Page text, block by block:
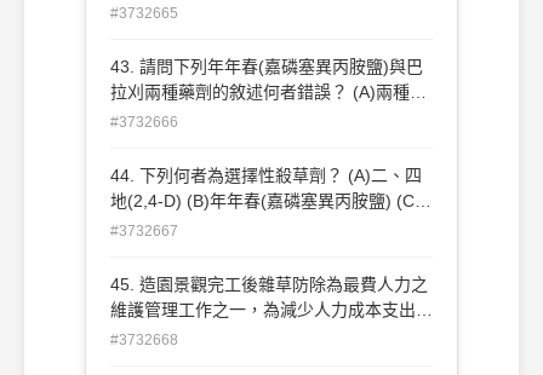
。
#3732665
43. 請問下列年年春(嘉磷塞異丙胺鹽)與巴
拉刈兩種藥劑的敘述何者錯誤？ (A)兩種均
為非選擇性殺草劑 (B)巴拉刈具有干擾光合
酵素系統，造成植株死亡 (D)使用巴拉刈應
灌注在土壤中使其由雜草根部吸收 。
#3732666
44. 下列何者為選擇性殺草劑？ (A)二、四
地(2,4-D) (B)年年春(嘉磷塞異丙胺鹽) (C)
巴拉刈 (D)固殺草 。
#3732667
45. 造園景觀完工後雜草防除為最費人力之
維護管理工作之一，為減少人力成本支出可
使用「萌前殺草劑」減緩草種子之萌發，以
#3732668